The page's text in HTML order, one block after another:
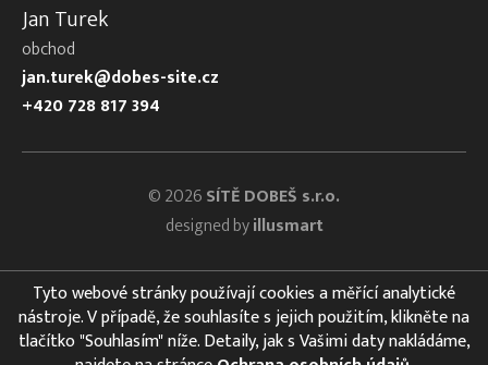
Jan Turek
obchod
jan.turek@dobes-site.cz
+420 728 817 394
© 2026SÍTĚ DOBEŠ s.r.o.
designed byillusmart
Tyto webové stránky používají cookies a měřící analytické
nástroje. V případě, že souhlasíte s jejich použitím, klikněte na
tlačítko "Souhlasím" níže. Detaily, jak s Vašimi daty nakládáme,